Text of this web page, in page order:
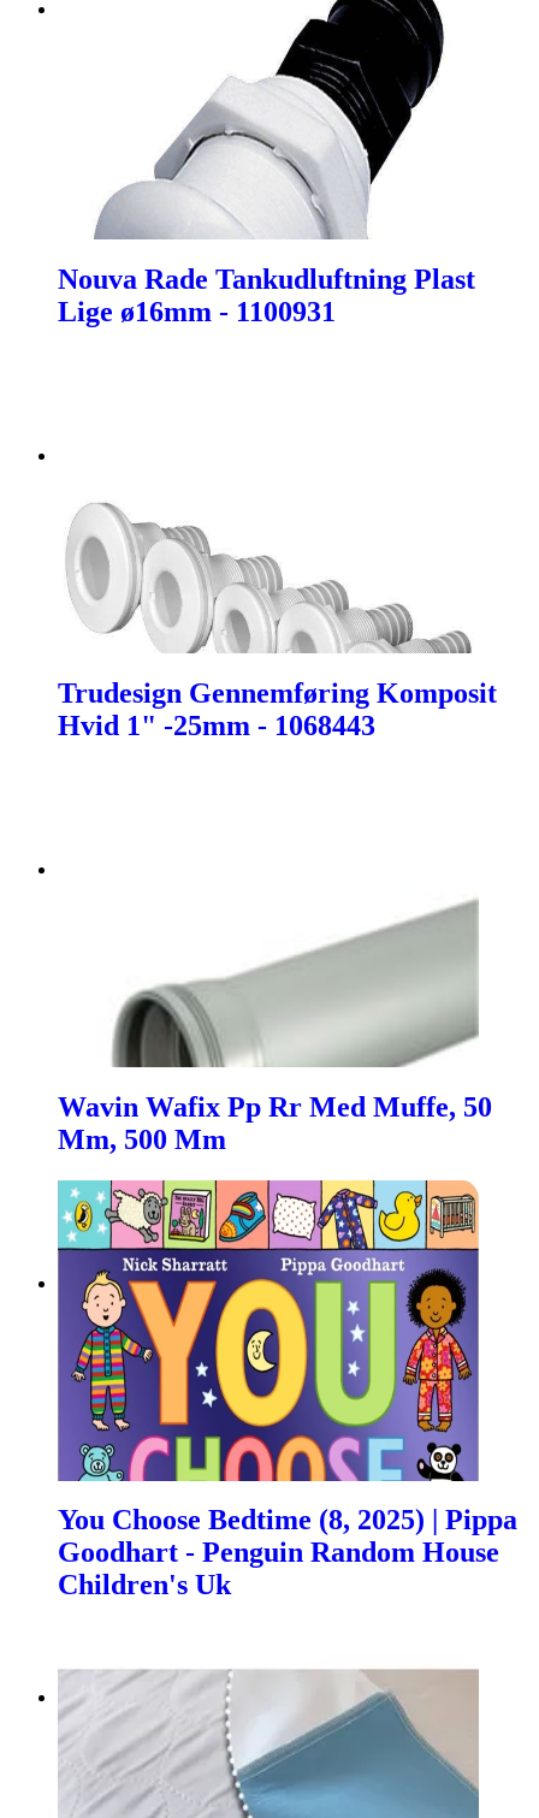
Nouva Rade Tankudluftning Plast
Lige ø16mm - 1100931
Trudesign Gennemføring Komposit
Hvid 1" -25mm - 1068443
Wavin Wafix Pp Rr Med Muffe, 50
Mm, 500 Mm
You Choose Bedtime (8, 2025) | Pippa
Goodhart - Penguin Random House
Children's Uk